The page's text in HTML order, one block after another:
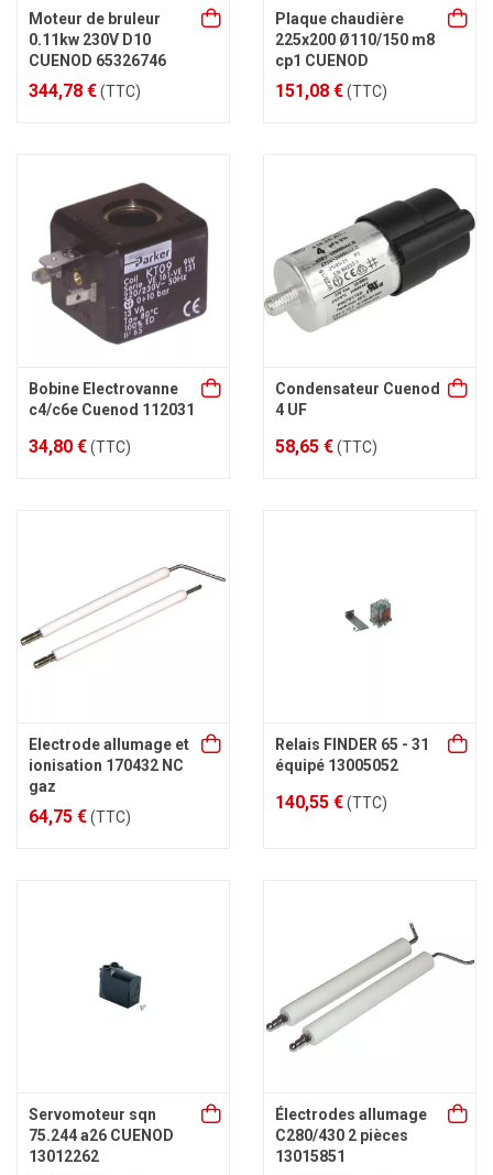
Moteur de bruleur
0.11kw 230V D10
CUENOD 65326746
344,78 €(TTC)
Plaque chaudière
225x200 Ø110/150 m8
cp1 CUENOD
151,08 €(TTC)
Bobine Electrovanne
c4/c6e Cuenod 112031
34,80 €(TTC)
Condensateur Cuenod
4 UF
58,65 €(TTC)
Electrode allumage et
ionisation 170432 NC
gaz
64,75 €(TTC)
Relais FINDER 65 - 31
équipé 13005052
140,55 €(TTC)
Servomoteur sqn
75.244 a26 CUENOD
13012262
Électrodes allumage
C280/430 2 pièces
13015851